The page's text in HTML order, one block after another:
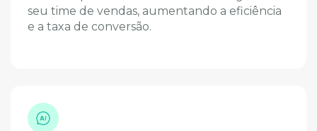
seu time de vendas, aumentando a eficiência
e a taxa de conversão.